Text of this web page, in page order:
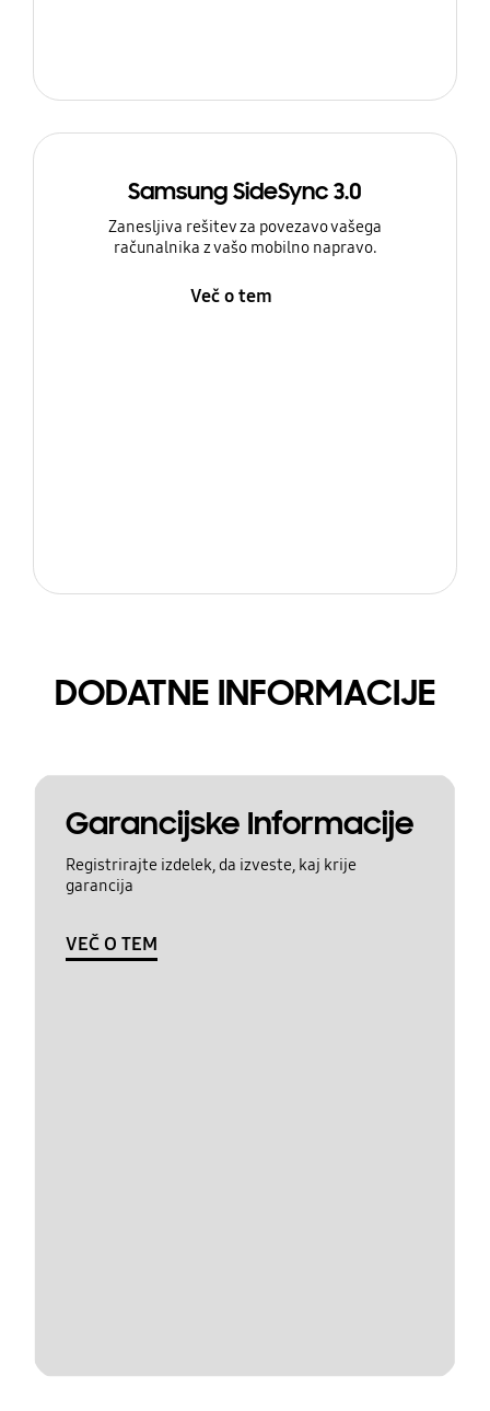
Samsung SideSync 3.0
Zanesljiva rešitev za povezavo vašega
računalnika z vašo mobilno napravo.
Več o tem
DODATNE INFORMACIJE
Garancijske Informacije
Registrirajte izdelek, da izveste, kaj krije
garancija
VEČ O TEM